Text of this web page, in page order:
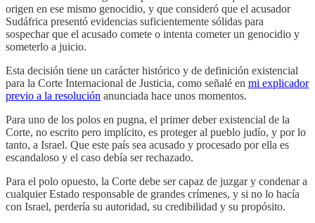
origen en ese mismo genocidio, y que consideró que el acusador
Sudáfrica presentó evidencias suficientemente sólidas para
sospechar que el acusado comete o intenta cometer un genocidio y
someterlo a juicio.
Esta decisión tiene un carácter histórico y de definición existencial
para la Corte Internacional de Justicia, como señalé en mi explicador
previo a la resolución anunciada hace unos momentos.
Para uno de los polos en pugna, el primer deber existencial de la
Corte, no escrito pero implícito, es proteger al pueblo judío, y por lo
tanto, a Israel. Que este país sea acusado y procesado por ella es
escandaloso y el caso debía ser rechazado.
Para el polo opuesto, la Corte debe ser capaz de juzgar y condenar a
cualquier Estado responsable de grandes crímenes, y si no lo hacía
con Israel, perdería su autoridad, su credibilidad y su propósito.